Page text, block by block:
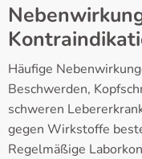
Häufige
Beschwerden,
schweren
gegen Wirkstoffe
Regelmäßige